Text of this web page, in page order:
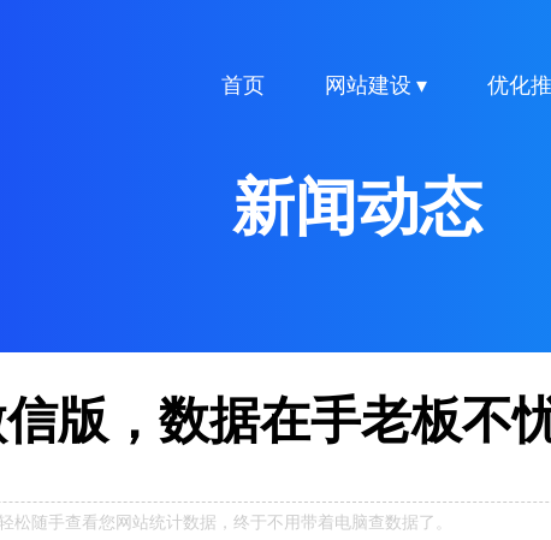
首页 网站建设 ▾ 优化
新闻动态
版，数据在手老板不
随手查看您网站统计数据，终于不用带着电脑查数据了。